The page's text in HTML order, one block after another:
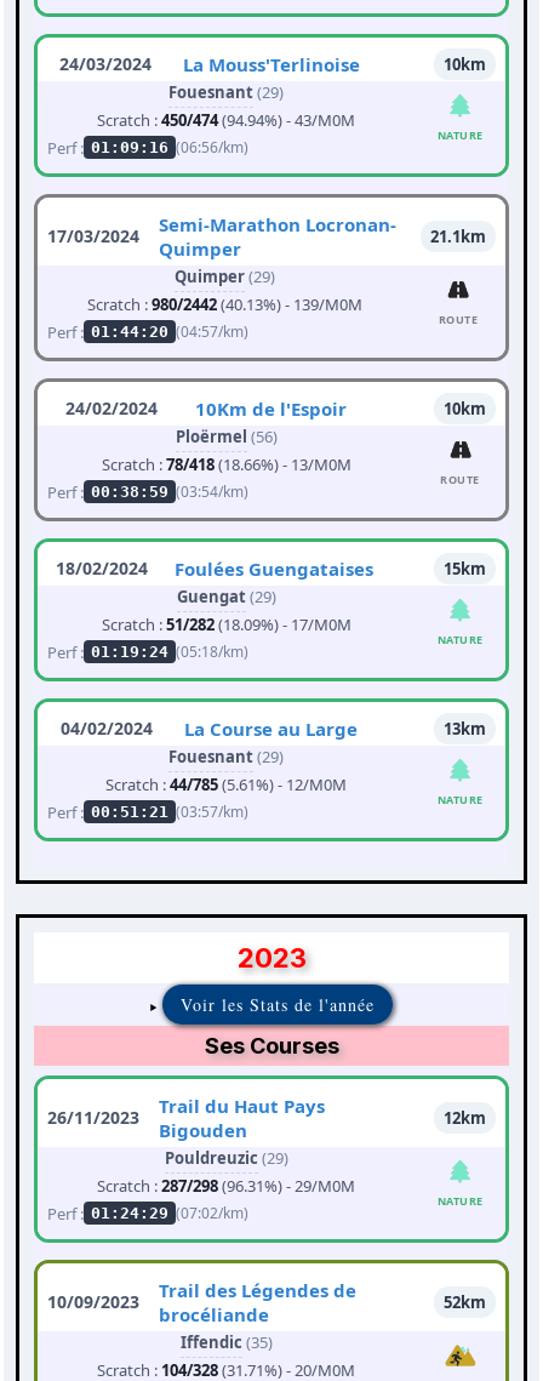
24/03/2024 La Mouss'Terlinoise
10km
Fouesnant(29)
Scratch :450/474(94.94%) - 43/M0M
Perf : 01:09:16 (06:56/km)
NATURE
17/03/2024
Semi-Marathon Locronan-
Quimper
21.1km
Quimper(29)
Scratch :980/2442(40.13%) - 139/M0M
Perf : 01:44:20 (04:57/km)
ROUTE
24/02/2024 10Km de l'Espoir
10km
Ploërmel (56)
Scratch :78/418(18.66%) - 13/M0M
Perf : 00:38:59 (03:54/km)
ROUTE
18/02/2024 Foulées Guengataises
15km
Guengat(29)
Scratch :51/282(18.09%) - 17/M0M
Perf : 01:19:24 (05:18/km)
NATURE
04/02/2024 La Course au Large
13km
Fouesnant(29)
Scratch :44/785(5.61%) - 12/M0M
Perf : 00:51:21 (03:57/km)
NATURE
2023
Voir les Stats de l'année
Ses Courses
26/11/2023
Trail du Haut Pays
Bigouden
12km
Pouldreuzic (29)
Scratch :287/298(96.31%) - 29/M0M
Perf : 01:24:29 (07:02/km)
NATURE
10/09/2023
Trail des Légendes de
brocéliande
52km
Iffendic (35)
Scratch : 104/328(31.71%) - 20/M0M